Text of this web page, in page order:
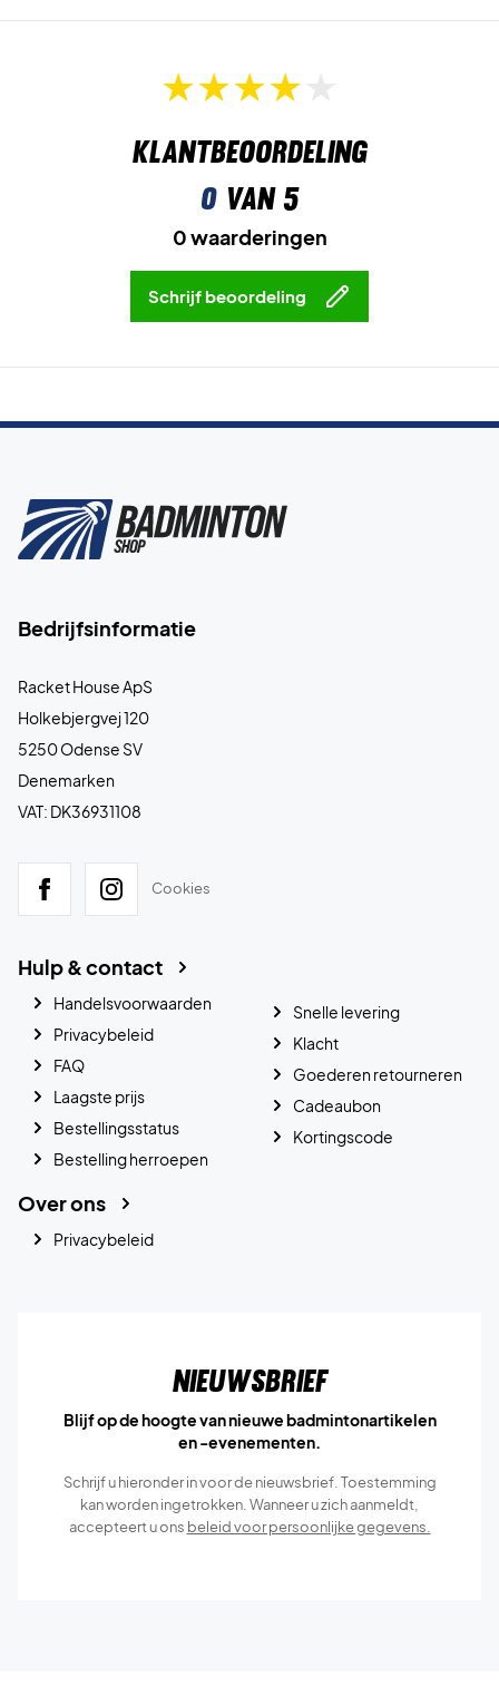
Klantbeoordeling
0van 5
0 waarderingen
Schrijf beoordeling
Bedrijfsinformatie
Racket House ApS
Holkebjergvej 120
5250 Odense SV
Denemarken
VAT: DK36931108
Cookies
Hulp & contact
Handelsvoorwaarden
Privacybeleid
FAQ
Laagste prijs
Bestellingsstatus
Bestelling herroepen
Snelle levering
Klacht
Goederen retourneren
Cadeaubon
Kortingscode
Over ons
Privacybeleid
Nieuwsbrief
Blijf op de hoogte van nieuwe badmintonartikelen
en -evenementen.
Schrijf u hieronder in voor de nieuwsbrief. Toestemming
kan worden ingetrokken. Wanneer u zich aanmeldt,
accepteert u ons beleid voor persoonlijke gegevens.